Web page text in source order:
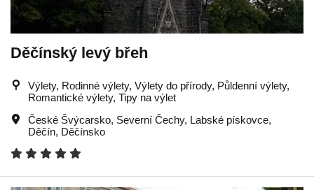
Děčínský levý břeh
Výlety, Rodinné výlety, Výlety do přírody, Půldenní výlety,
Romantické výlety, Tipy na výlet
České Švýcarsko, Severní Čechy, Labské pískovce,
Děčín, Děčínsko